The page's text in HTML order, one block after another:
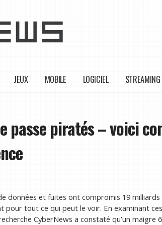
JEUX MOBILE LOGICIEL STREAMING
passe piratés – voici
données et fuites ont compromis 19
pour tout ce qui peut le voir. En examinant
CyberNews a constaté qu’un maigre